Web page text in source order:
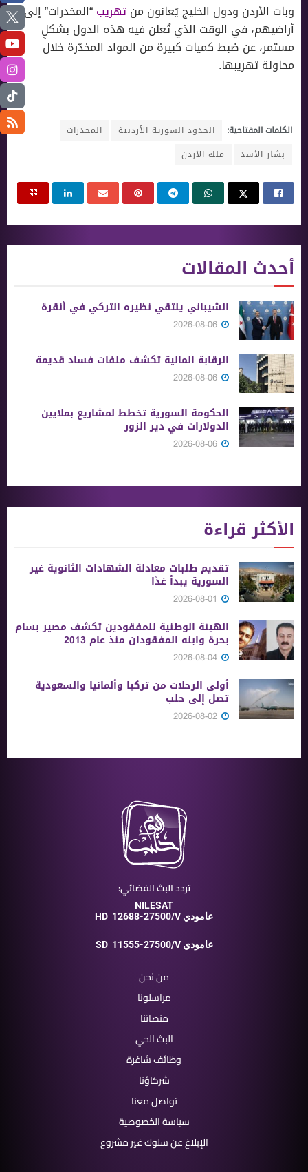
وبات الأردن ودول الخليج يُعانون منتهريب“المخدرات” إلى
أراضيهم، في الوقت الذي تُعلن فيه هذه الدول بشكلٍ
مستمر، عن ضبط كميات كبيرة من المواد المخدّرة خلال
محاولة تهريبها.
الكلمات المفتاحية: الحدود السورية الأردنية
المخدرات
بشار الأسد
ملك الأردن
أحدث المقالات
الشيباني يلتقي نظيره التركي في أنقرة
الرقابة المالية تكشف ملفات فساد قديمة
الحكومة السورية تخطط لمشاريع بملايين
الدولارات في دير الزور
الأكثر قراءة
تقديم طلبات معادلة الشهادات الثانوية ‏غير
السورية يبدأ غدًا
الهيئة الوطنية للمفقودين تكشف مصير بسام
بحرة وابنه المفقودان منذ عام 2013
أولى الرحلات من ‏تركيا وألمانيا والسعودية
تصل إلى حلب
تردد البث الفضائي:
NILESAT
HD
12688-27500/V عامودي
SD 11555-27500/V عامودي
من نحن
مراسلونا
منصاتنا
البث الحي
وظائف شاغرة
شركاؤنا
تواصل معنا
سياسة الخصوصية
الإبلاغ عن سلوك غير مشروع